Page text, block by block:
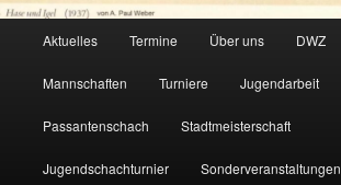
Zum
primären
Inhalt
Aktuelles Termine Über uns DWZ
Mannschaften Turniere Jugendarbeit
Passantenschach Stadtmeisterschaft
Jugendschachturnier Sonderveranstaltungen